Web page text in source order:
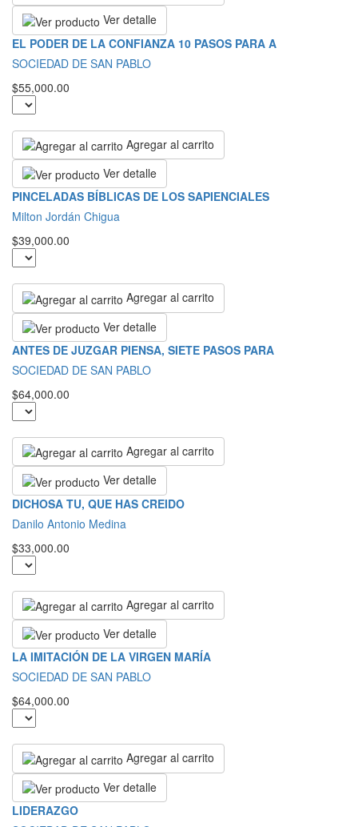
Ver detalle
EL PODER DE LA CONFIANZA 10 PASOS PARA A
SOCIEDAD DE SAN PABLO
$55,000.00
Agregar al carrito
Ver detalle
PINCELADAS BÍBLICAS DE LOS SAPIENCIALES
Milton Jordán Chigua
$39,000.00
Agregar al carrito
Ver detalle
ANTES DE JUZGAR PIENSA, SIETE PASOS PARA
SOCIEDAD DE SAN PABLO
$64,000.00
Agregar al carrito
Ver detalle
DICHOSA TU, QUE HAS CREIDO
Danilo Antonio Medina
$33,000.00
Agregar al carrito
Ver detalle
LA IMITACIÓN DE LA VIRGEN MARÍA
SOCIEDAD DE SAN PABLO
$64,000.00
Agregar al carrito
Ver detalle
LIDERAZGO